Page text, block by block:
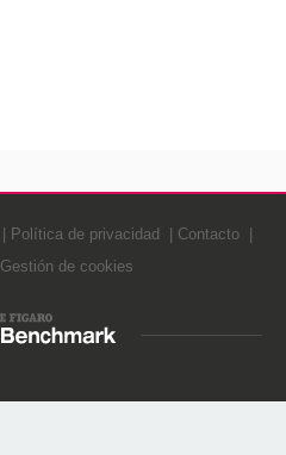
Política de privacidad
Contacto
Gestión de cookies